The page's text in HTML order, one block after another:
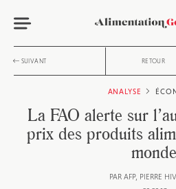
SUIVANT RETOUR
ANALYSE
La FAO alerte sur
prix des produits
monde
PAR AFP PIERRE